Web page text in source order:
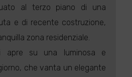
al terzo piano di una
e di recente costruzione,
zona residenziale.
apre su una luminosa e
che vanta un elegante